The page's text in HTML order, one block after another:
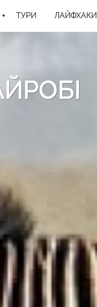
ТУРИ ЛАЙФХАКИ